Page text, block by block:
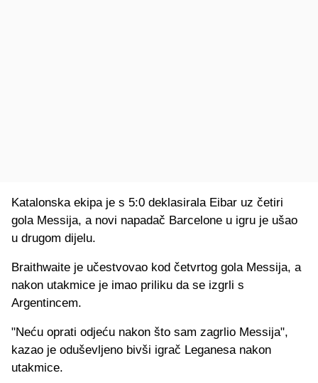
Katalonska ekipa je s 5:0 deklasirala Eibar uz četiri
gola Messija, a novi napadač Barcelone u igru je ušao
u drugom dijelu.
Braithwaite je učestvovao kod četvrtog gola Messija, a
nakon utakmice je imao priliku da se izgrli s
Argentincem.
"Neću oprati odjeću nakon što sam zagrlio Messija",
kazao je oduševljeno bivši igrač Leganesa nakon
utakmice.